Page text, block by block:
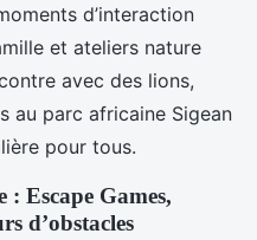
d’interaction
et ateliers nature
avec des lions,
au parc africaine Sigean
pour tous.
: Escape Games,
d’obstacles